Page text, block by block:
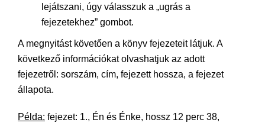
lejátszani, úgy válasszuk a „ugrás a
fejezetekhez” gombot.
A megnyitást követően a könyv fejezeteit látjuk. A
következő információkat olvashatjuk az adott
fejezetről: sorszám, cím, fejezett hossza, a fejezet
állapota.
Példa: fejezet: 1., Én és Énke, hossz 12 perc 38,